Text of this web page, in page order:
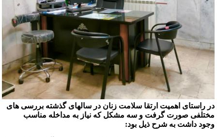
راستای اهمیت ارتقا سلامت زنان در سالهای گذشته بررسی های
صورت گرفت و سه مشکل که نیاز به مداخله مناسب
داشت به شرح ذیل بود: